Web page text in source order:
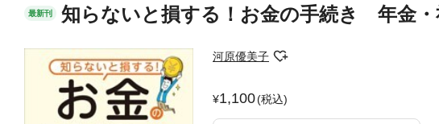
最新刊 知らないと損する！お金の手続き 年金・
河原優美子
1,100(税込)